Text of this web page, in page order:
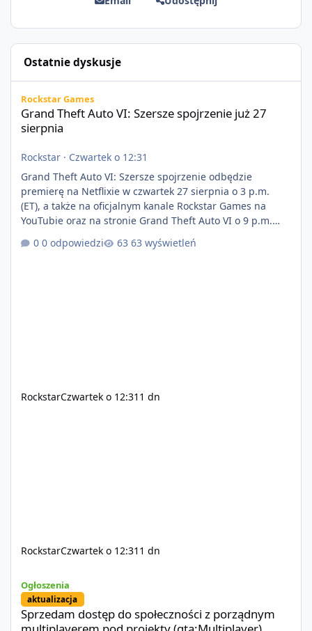
Ostatnie dyskusje
Rockstar Games
Grand Theft Auto VI: Szersze spojrzenie już 27
sierpnia
Rockstar · Czwartek o 12:31
Grand Theft Auto VI: Szersze spojrzenie odbędzie
premierę na Netflixie w czwartek 27 sierpnia o 3 p.m.
(ET), a także na oficjalnym kanale Rockstar Games na
YouTubie oraz na stronie Grand Theft Auto VI o 9 p.m.
(ET) 27 sierpnia. https://netflix.com/GTAVI Grand Theft
Auto VI będzie dostępne 19 listopada na PlayStation 5
0 odpowiedzi 63 wyświetleń
RockstarCzwartek o 12:31 1 dn
RockstarCzwartek o 12:31 1 dn
Ogłoszenia
aktualizacja
Sprzedam dostęp do społeczności z porządnym